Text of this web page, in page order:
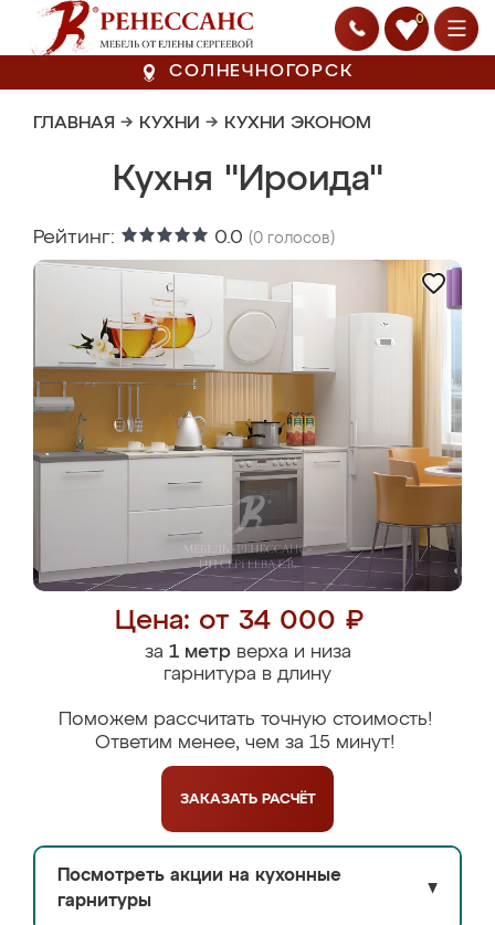
0
СОЛНЕЧНОГОРСК
ГЛАВНАЯ → КУХНИ → КУХНИ ЭКОНОМ
Кухня "Ироида"
Рейтинг: 0.0 (0 голосов)
Цена: от 34 000 ₽
за 1 метрверха и низа
гарнитура в длину
Поможем рассчитать точную стоимость!
Ответим менее, чем за 15 минут!
ЗАКАЗАТЬ РАСЧЁТ
Посмотреть акции на кухонные
гарнитуры
▼